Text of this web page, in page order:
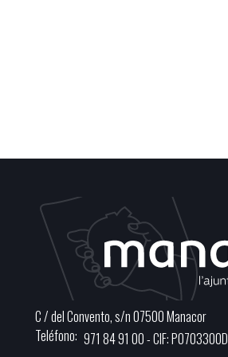
C / del Convento, s/n 07500 Manacor
Teléfono 971 84 91 00 - CIF: P0703300D